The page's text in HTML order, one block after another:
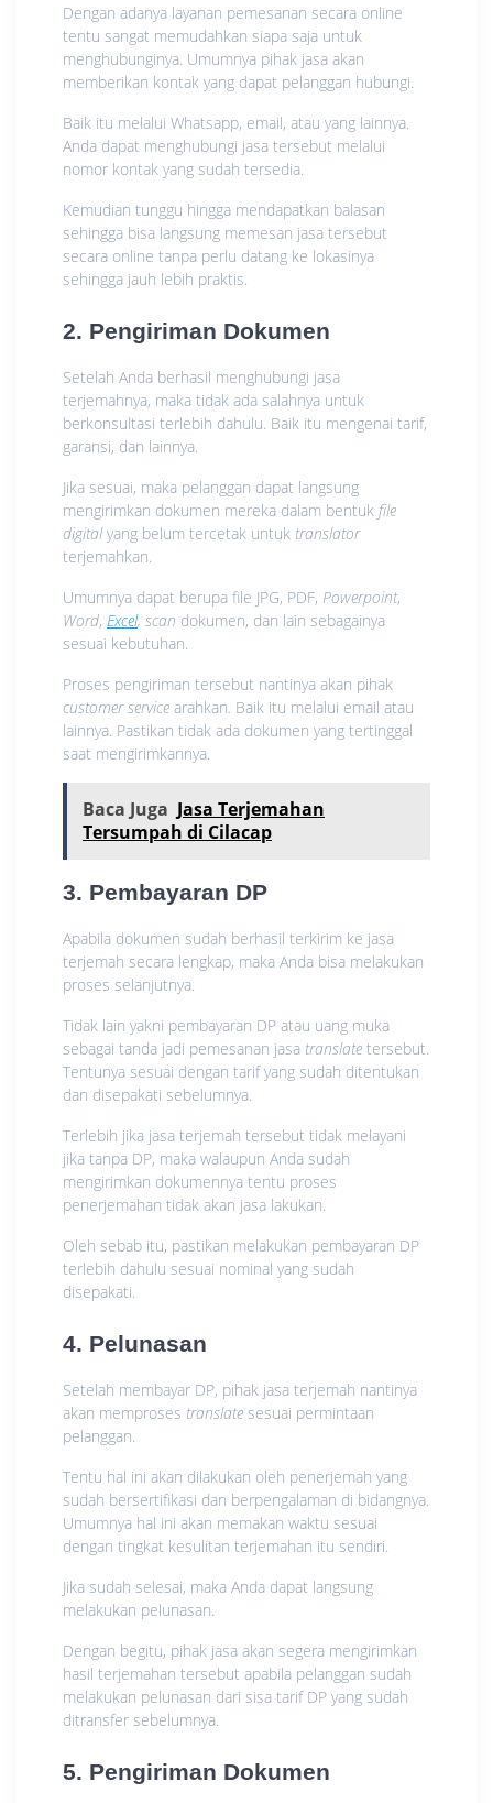
Dengan adanya layanan pemesanan secara online
tentu sangat memudahkan siapa saja untuk
menghubunginya. Umumnya pihak jasa akan
memberikan kontak yang dapat pelanggan hubungi.
Baik itu melalui Whatsapp, email, atau yang lainnya.
Anda dapat menghubungi jasa tersebut melalui
nomor kontak yang sudah tersedia.
Kemudian tunggu hingga mendapatkan balasan
sehingga bisa langsung memesan jasa tersebut
secara online tanpa perlu datang ke lokasinya
sehingga jauh lebih praktis.
2. Pengiriman Dokumen
Setelah Anda berhasil menghubungi jasa
terjemahnya, maka tidak ada salahnya untuk
berkonsultasi terlebih dahulu. Baik itu mengenai tarif,
garansi, dan lainnya.
Jika sesuai, maka pelanggan dapat langsung
mengirimkan dokumen mereka dalam bentuk file
digitalyang belum tercetak untuk translator
terjemahkan.
Umumnya dapat berupa file JPG, PDF, Powerpoint,
Word, Excel, scan dokumen, dan lain sebagainya
sesuai kebutuhan.
Proses pengiriman tersebut nantinya akan pihak
customer service arahkan. Baik itu melalui email atau
lainnya. Pastikan tidak ada dokumen yang tertinggal
saat mengirimkannya.
Baca Juga Jasa Terjemahan
Tersumpah di Cilacap
3. Pembayaran DP
Apabila dokumen sudah berhasil terkirim ke jasa
terjemah secara lengkap, maka Anda bisa melakukan
proses selanjutnya.
Tidak lain yakni pembayaran DP atau uang muka
sebagai tanda jadi pemesanan jasa translate tersebut.
Tentunya sesuai dengan tarif yang sudah ditentukan
dan disepakati sebelumnya.
Terlebih jika jasa terjemah tersebut tidak melayani
jika tanpa DP, maka walaupun Anda sudah
mengirimkan dokumennya tentu proses
penerjemahan tidak akan jasa lakukan.
Oleh sebab itu, pastikan melakukan pembayaran DP
terlebih dahulu sesuai nominal yang sudah
disepakati.
4. Pelunasan
Setelah membayar DP, pihak jasa terjemah nantinya
akan memproses translate sesuai permintaan
pelanggan.
Tentu hal ini akan dilakukan oleh penerjemah yang
sudah bersertifikasi dan berpengalaman di bidangnya.
Umumnya hal ini akan memakan waktu sesuai
dengan tingkat kesulitan terjemahan itu sendiri.
Jika sudah selesai, maka Anda dapat langsung
melakukan pelunasan.
Dengan begitu, pihak jasa akan segera mengirimkan
hasil terjemahan tersebut apabila pelanggan sudah
melakukan pelunasan dari sisa tarif DP yang sudah
ditransfer sebelumnya.
5. Pengiriman Dokumen